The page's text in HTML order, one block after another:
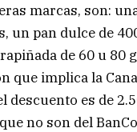
marcas, son:
un pan dulce de
de 60 u 80
que implica la
descuento es de
no son del